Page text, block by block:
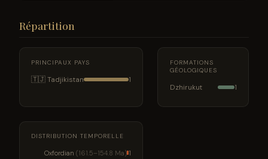
Répartition
PRINCIPAUX PAYS
🇹🇯 Tadjikistan 1
FORMATIONS
GÉOLOGIQUES
Dzhirukut 1
DISTRIBUTION TEMPORELLE
Oxfordian (161.5–154.8 Ma) 1